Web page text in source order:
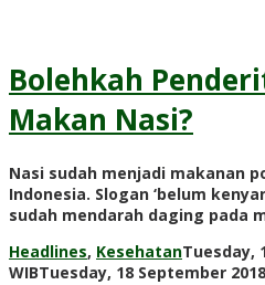
Bolehkah
Makan Nasi?
Nasi sudah menjadi makanan
Indonesia. Slogan ‘belum
sudah mendarah daging pada
Headlines, KesehatanTuesday,
WIBTuesday, 18 September